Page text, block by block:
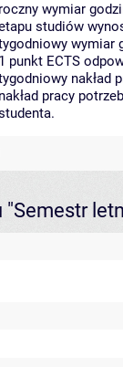
roczny wymiar
studiów
wymiar
1 punkt ECTS
nakład
nakład pracy
"Semestr